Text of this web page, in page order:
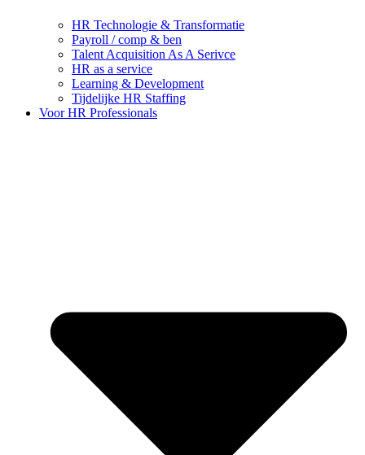
HR Technologie & Transformatie
Payroll / comp & ben
Talent Acquisition As A Serivce
HR as a service
Learning & Development
Tijdelijke HR Staffing
Voor HR Professionals